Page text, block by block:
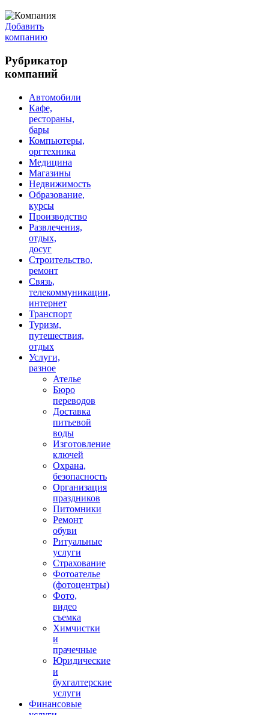
Добавить
компанию
Рубрикатор
компаний
Автомобили
Кафе,
рестораны,
бары
Компьютеры,
оргтехника
Медицина
Магазины
Недвижимость
Образование,
курсы
Производство
Развлечения,
отдых,
досуг
Строительство,
ремонт
Связь,
телекоммуникации,
интернет
Транспорт
Туризм,
путешествия,
отдых
Услуги,
разное
Ателье
Бюро
переводов
Доставка
питьевой
воды
Изготовление
ключей
Охрана,
безопасность
Организация
праздников
Питомники
Ремонт
обуви
Ритуальные
услуги
Страхование
Фотоателье
(фотоцентры)
Фото,
видео
съемка
Химчистки
и
прачечные
Юридические
и
бухгалтерские
услуги
Финансовые